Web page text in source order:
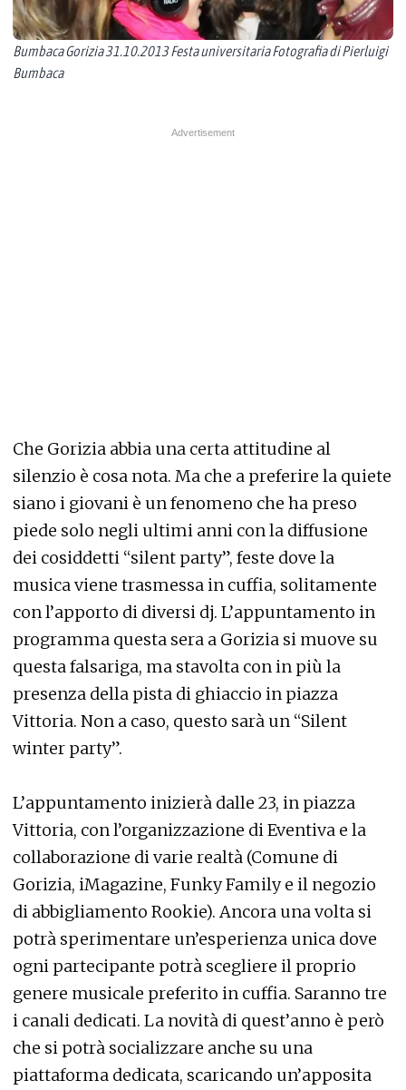
Bumbaca Gorizia 31.10.2013 Festa universitaria Fotografia di Pierluigi
Bumbaca
Che Gorizia abbia una certa attitudine al
silenzio è cosa nota. Ma che a preferire la quiete
siano i giovani è un fenomeno che ha preso
piede solo negli ultimi anni con la diffusione
dei cosiddetti “silent party”, feste dove la
musica viene trasmessa in cuffia, solitamente
con l’apporto di diversi dj. L’appuntamento in
programma questa sera a Gorizia si muove su
questa falsariga, ma stavolta con in più la
presenza della pista di ghiaccio in piazza
Vittoria. Non a caso, questo sarà un “Silent
winter party”.
L’appuntamento inizierà dalle 23, in piazza
Vittoria, con l’organizzazione di Eventiva e la
collaborazione di varie realtà (Comune di
Gorizia, iMagazine, Funky Family e il negozio
di abbigliamento Rookie). Ancora una volta si
potrà sperimentare un’esperienza unica dove
ogni partecipante potrà scegliere il proprio
genere musicale preferito in cuffia. Saranno tre
i canali dedicati. La novità di quest’anno è però
che si potrà socializzare anche su una
piattaforma dedicata, scaricando un’apposita